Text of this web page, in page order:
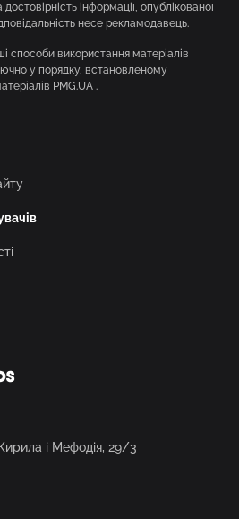
інформації, опублікованої
несе рекламодавець.
способи використання матеріалів
у порядку, встановленому
PMG.UA .
і Мефодія, 29/3